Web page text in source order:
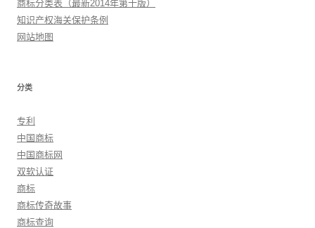
商标分类表（最新2014年第十版）
知识产权海关保护条例
网站地图
分类
专利
中国商标
中国商标网
双软认证
商标
商标传奇故事
商标查询